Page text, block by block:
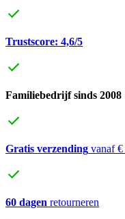
Trustscore: 4,6/5
Familiebedrijf sinds 2008
Gratis verzending vanaf
60 dagen retourneren